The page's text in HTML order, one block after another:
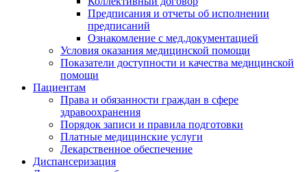
Предписания и отчеты об исполнении
предписаний
Ознакомление с мед.документацией
Условия оказания медицинской помощи
Показатели доступности и качества медицинской
помощи
Пациентам
Права и обязанности граждан в сфере
здравоохранения
Порядок записи и правила подготовки
Платные медицинские услуги
Лекарственное обеспечение
Диспансеризация